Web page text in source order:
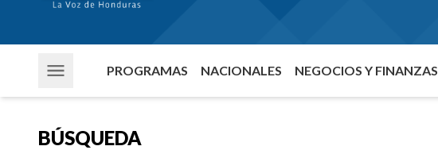
PROGRAMAS NACIONALES NEGOCIOS Y FINANZAS
BÚSQUEDA